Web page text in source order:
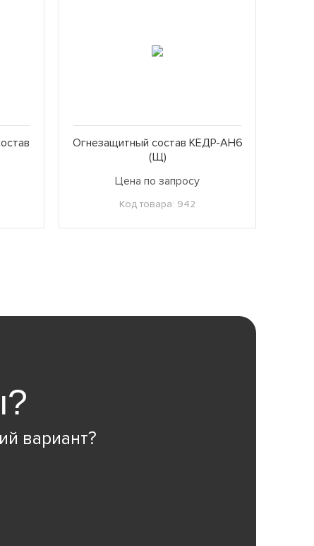
Огнезащитный состав КЕДР-АН6
(Щ)
Цена по запросу
Код товара: 942
вариант?